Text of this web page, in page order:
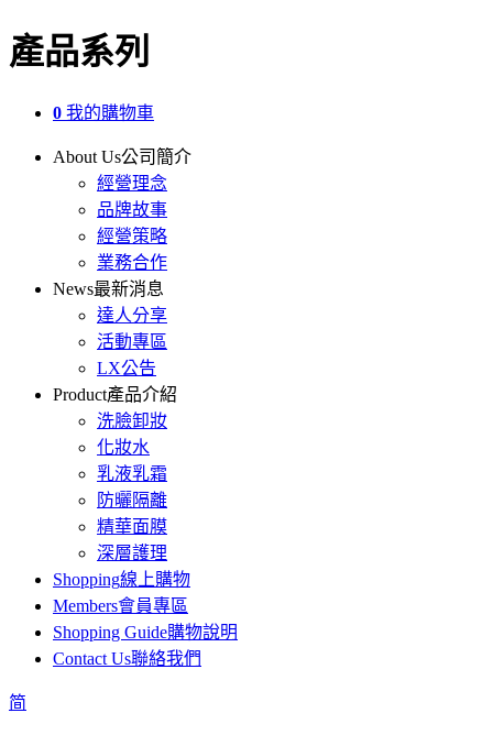
產品系列
0 我的購物車
About Us公司簡介
經營理念
品牌故事
經營策略
業務合作
News最新消息
達人分享
活動專區
LX公告
Product產品介紹
洗臉卸妝
化妝水
乳液乳霜
防曬隔離
精華面膜
深層護理
Shopping線上購物
Members會員專區
Shopping Guide購物說明
Contact Us聯絡我們
简